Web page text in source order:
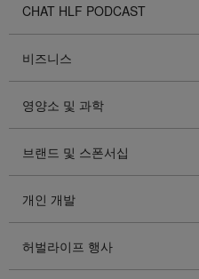
CHAT HLF PODCAST
비즈니스
영양소 및 과학
브랜드 및 스폰서십
개인 개발
허벌라이프 행사